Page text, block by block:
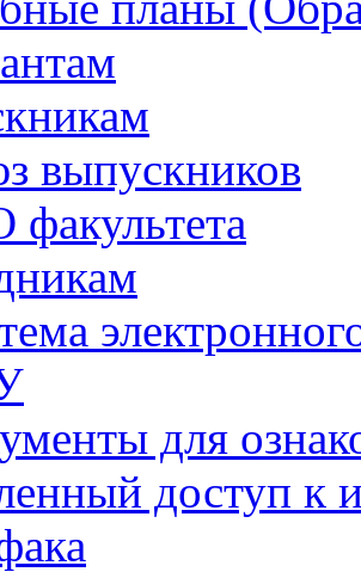
выпускников
для
доступ к